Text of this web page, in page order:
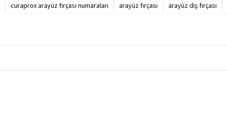
curaprox arayüz fırçası numaraları arayüz fırçası arayüz diş fırçası